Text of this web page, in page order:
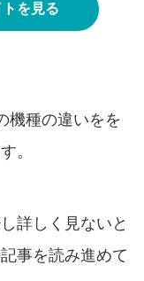
を見る
機種の違いをを
。
詳しく見ないと
事を読み進めて